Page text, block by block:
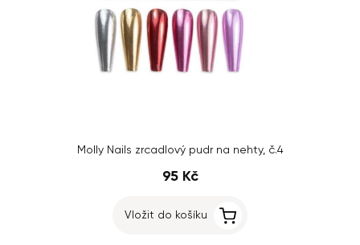
Molly Nails zrcadlový pudr na nehty, č.4
95 Kč
Vložit do košíku